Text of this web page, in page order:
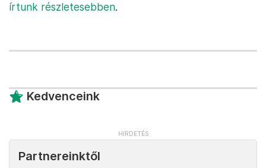
írtunk részletesebben.
Kedvenceink
Partnereinktől